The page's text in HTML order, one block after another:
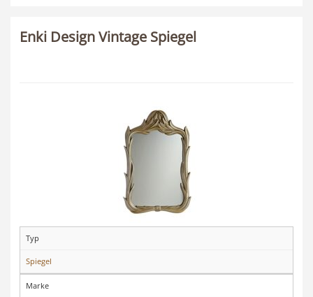
Enki Design Vintage Spiegel
Typ
Spiegel
Marke